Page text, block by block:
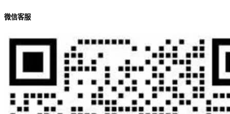
微信客服